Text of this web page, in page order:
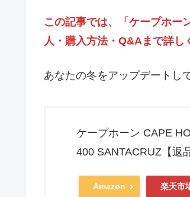
この記事では、「ケープホー
人・購入方法・Q&Aまで詳し
あなたの冬をアップデートし
ケープホーン CAPE
400 SANTACRUZ【返
Amazon 楽天市